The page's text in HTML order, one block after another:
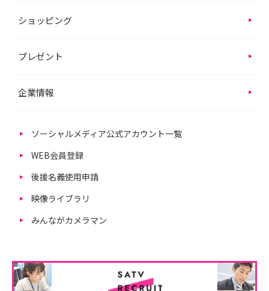
ショッピング
プレゼント
企業情報
ソーシャルメディア公式アカウント一覧
WEB会員登録
後援名義使用申請
映像ライブラリ
みんながカメラマン